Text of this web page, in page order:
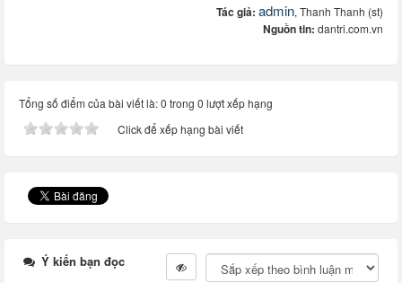
Tác giả: admin, Thanh Thanh (st)
Nguồn tin: dantri.com.vn
Tổng số điểm của bài viết là: 0 trong 0 lượt xếp hạng
Click để xếp hạng bài viết
Ý kiến bạn đọc